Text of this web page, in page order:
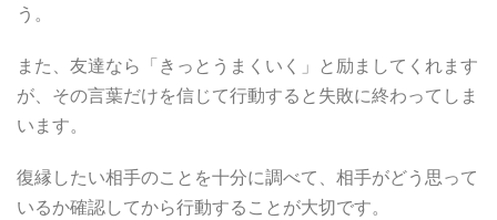
う。
また、友達なら「きっとうまくいく」と励ましてくれます
が、その言葉だけを信じて行動すると失敗に終わってしま
います。
復縁したい相手のことを十分に調べて、相手がどう思って
いるか確認してから行動することが大切です。